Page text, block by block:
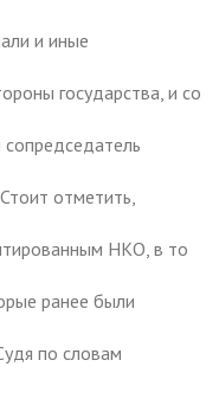
и иные
государства, и со
отметить,
НКО, в то
ранее были
по словам